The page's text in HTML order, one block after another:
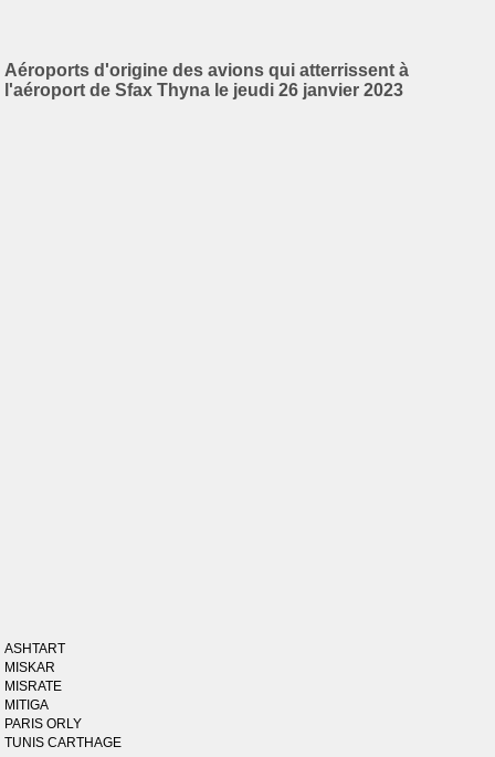
Aéroports d'origine des avions qui atterrissent à
l'aéroport de Sfax Thyna le jeudi 26 janvier 2023
ASHTART
MISKAR
MISRATE
MITIGA
PARIS ORLY
TUNIS CARTHAGE